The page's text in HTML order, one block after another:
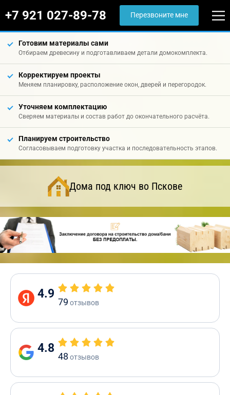
+7 921 027-89-78 Перезвоните мне
Готовим материалы сами
Отбираем древесину и подготавливаем детали домокомплекта.
Корректируем проекты
Меняем планировку, расположение окон, дверей и перегородок.
Уточняем комплектацию
Сверяем материалы и состав работ до окончательного расчёта.
Планируем строительство
Согласовываем подготовку участка и последовательность этапов.
Дома под ключ во Пскове
4.9
79 отзывов
4.8
48 отзывов